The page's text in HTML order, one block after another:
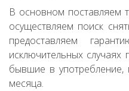
В основном поставляем
осуществляем поиск
предоставляем
исключительных случаях
бывшие в употребление,
месяца.